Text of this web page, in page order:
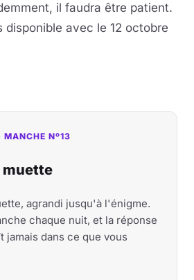
il faudra être patient.
disponible avec le 12 octobre
MANCHE Nº13
muette
agrandi jusqu'à l'énigme.
chaque nuit, et la réponse
jamais dans ce que vous